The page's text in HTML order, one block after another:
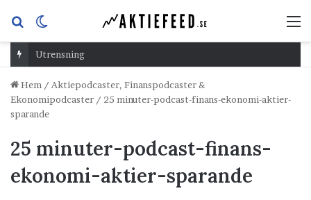
Sök
efterskin
Utrensning
Hem / Aktiepodcaster, Finanspodcaster &
Ekonomipodcaster / 25 minuter-podcast-finans-ekonomi-aktier-
sparande
25 minuter-podcast-finans-
ekonomi-aktier-sparande